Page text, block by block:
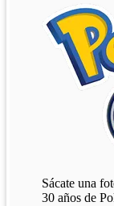
Sácate una
30 años de